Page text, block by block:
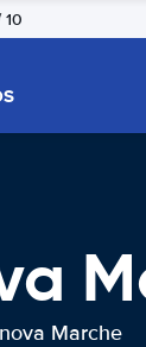
10
Marche